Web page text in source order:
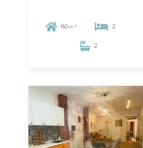
80 m² 2
2